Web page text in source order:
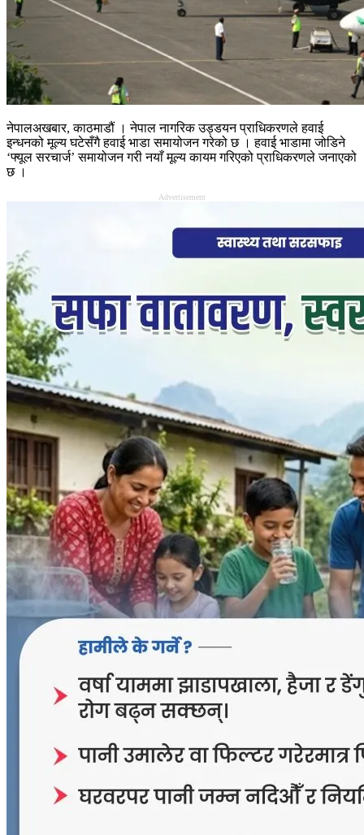
नेपालअखबार, काठमाडौं । नेपाल नागरिक उड्डयन प्राधिकरणले हवाई
इन्धनको मूल्य घटेसँगै हवाई भाडा समायोजन गरेको छ । हवाई भाडामा जोडिने
‘फ्यूल सरचार्ज’ समायोजन गरी नयाँ मूल्य कायम गरिएको प्राधिकरणले जनाएको
छ ।
Advertisement